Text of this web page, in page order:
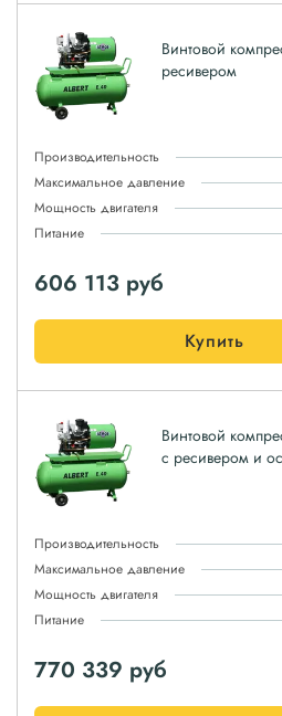
Винтовой
ресивером
Производительность
Максимальное давление
Мощность двигателя
Питание
606 113 руб
Купить
Винтовой
с ресивером и
Производительность
Максимальное давление
Мощность двигателя
Питание
770 339 руб